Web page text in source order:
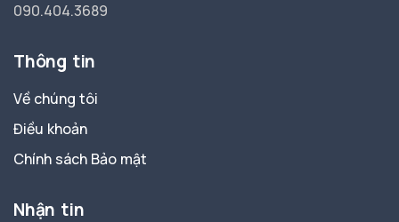
090.404.3689
Thông tin
Về chúng tôi
Điều khoản
Chính sách Bảo mật
Nhận tin